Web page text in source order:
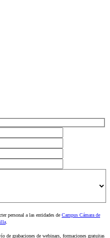
personal a las entidades de Campus Cámara de
.
de grabaciones de webinars, formaciones gratuitas